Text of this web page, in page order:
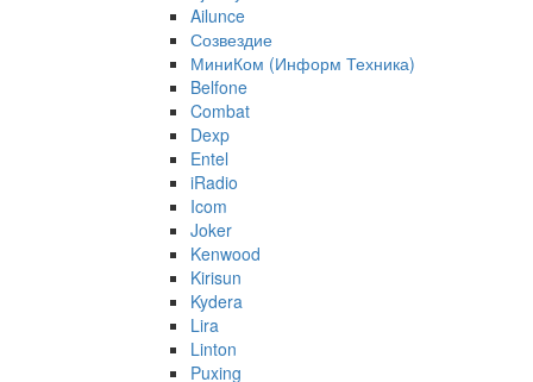
Ailunce
Созвездие
МиниКом (Информ Техника)
Belfone
Combat
Dexp
Entel
iRadio
Icom
Joker
Kenwood
Kirisun
Kydera
Lira
Linton
Puxing